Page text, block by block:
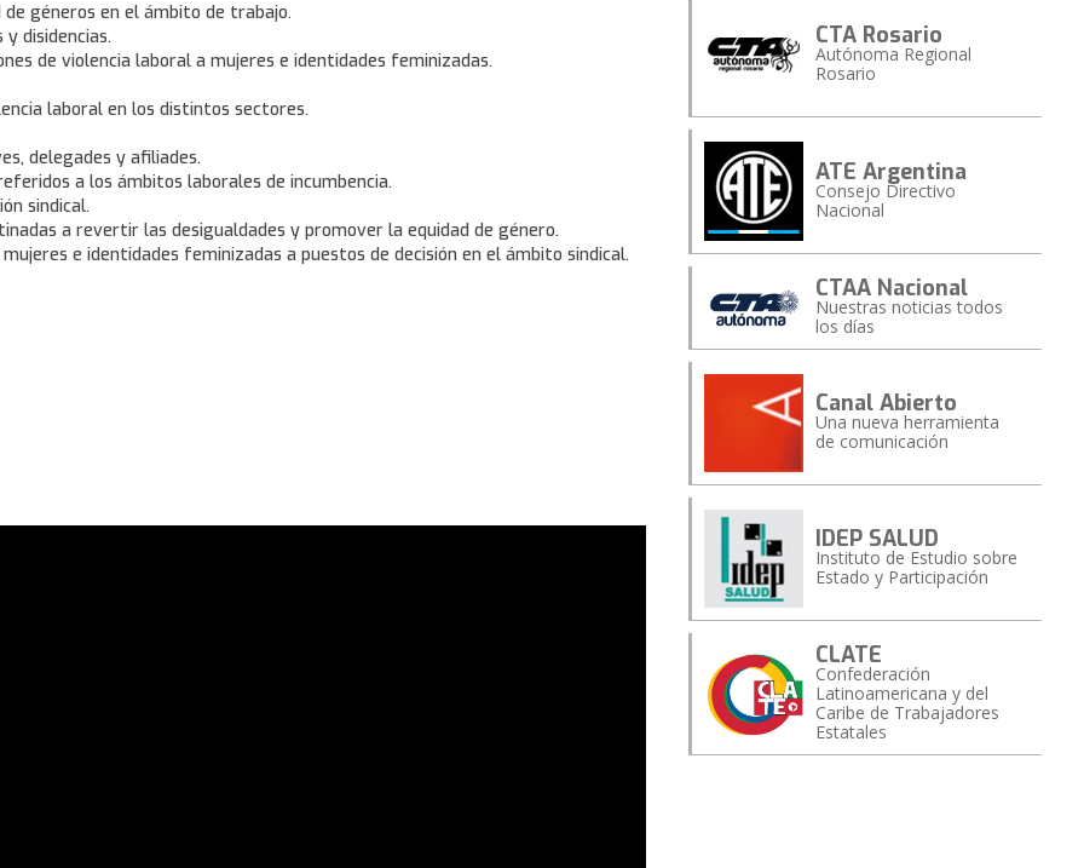
géneros en el ámbito de trabajo.
disidencias.
de violencia laboral a mujeres e identidades feminizadas.
laboral en los distintos sectores.
delegades y afiliades.
a los ámbitos laborales de incumbencia.
sindical.
a revertir las desigualdades y promover la equidad de género.
e identidades feminizadas a puestos de decisión en el ámbito sindical.
CTA Rosario
Autónoma Regional
Rosario
ATE Argentina
Consejo Directivo
Nacional
CTAA Nacional
Nuestras noticias todos
los días
Canal Abierto
Una nueva herramienta
de comunicación
IDEP SALUD
Instituto de Estudio sobre
Estado y Participación
CLATE
Confederación
Latinoamericana y del
Caribe de Trabajadores
Estatales